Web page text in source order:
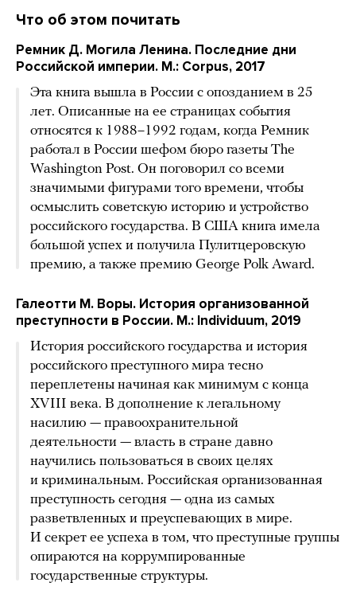
Что об этом почитать
Ремник Д. Могила Ленина. Последние дни
Российской империи. М.: Corpus, 2017
Эта книга вышла в России с опозданием в 25
лет. Описанные на ее страницах события
относятся к 1988–1992 годам, когда Ремник
работал в России шефом бюро газеты The
Washington Post. Он поговорил со всеми
значимыми фигурами того времени, чтобы
осмыслить советскую историю и устройство
российского государства. В США книга имела
большой успех и получила Пулитцеровскую
премию, а также премию George Polk Award.
Галеотти М. Воры. История организованной
преступности в России. М.: Individuum, 2019
История российского государства и история
российского преступного мира тесно
переплетены начиная как минимум с конца
XVIII века. В дополнение к легальному
насилию — правоохранительной
деятельности — власть в стране давно
научились пользоваться в своих целях
и криминальным. Российская организованная
преступность сегодня — одна из самых
разветвленных и преуспевающих в мире.
И секрет ее успеха в том, что преступные группы
опираются на коррумпированные
государственные структуры.